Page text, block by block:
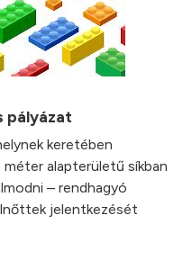
pályázat
keretében
méter alapterületű síkban
– rendhagyó
jelentkezését